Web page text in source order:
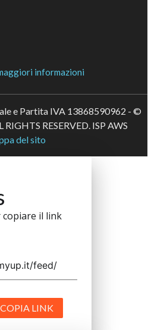
informazioni
e Partita IVA 13868590962 - ©
RESERVED. ISP AWS
del sito
copiare il link
COPIA LINK